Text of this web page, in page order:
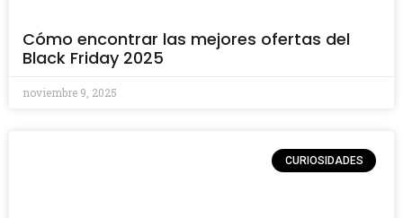
Cómo encontrar las mejores ofertas del
Black Friday 2025
noviembre 9, 2025
CURIOSIDADES